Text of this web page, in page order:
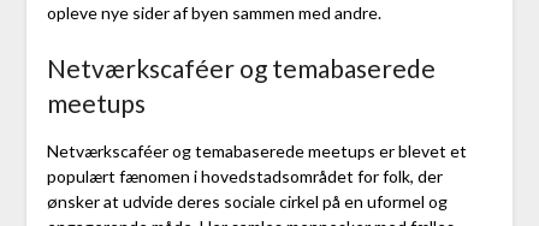
opleve nye sider af byen sammen med andre.
Netværkscaféer og temabaserede
meetups
Netværkscaféer og temabaserede meetups er blevet et
populært fænomen i hovedstadsområdet for folk, der
ønsker at udvide deres sociale cirkel på en uformel og